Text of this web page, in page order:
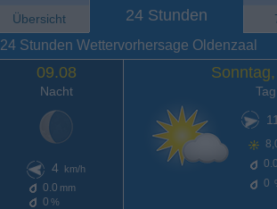
Übersicht 24 Stunden
24 Stunden Wettervorhersage Oldenzaal
09.08
Nacht
4 km/h
0.0 mm
0 %
Tag
0.0
0